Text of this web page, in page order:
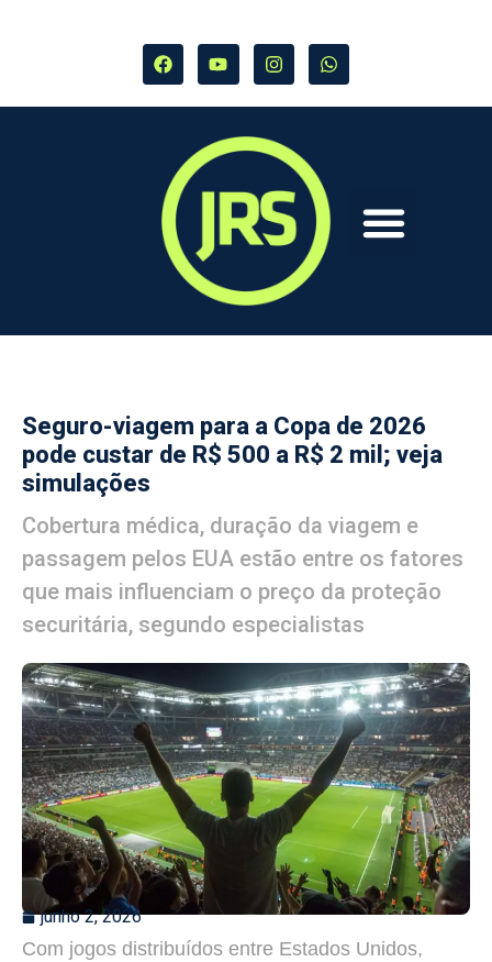
Seguro-viagem para a Copa de 2026
pode custar de R$ 500 a R$ 2 mil; veja
simulações
Cobertura médica, duração da viagem e
passagem pelos EUA estão entre os fatores
que mais influenciam o preço da proteção
securitária, segundo especialistas
junho 2, 2026
Com jogos distribuídos entre Estados Unidos,